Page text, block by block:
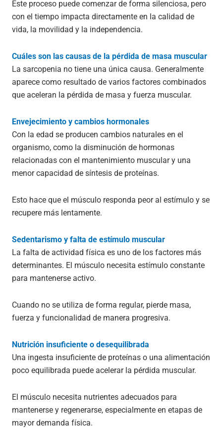
Este proceso puede comenzar de forma silenciosa, pero
con el tiempo impacta directamente en la calidad de
vida, la movilidad y la independencia.
Cuáles son las causas de la pérdida de masa muscular
La sarcopenia no tiene una única causa. Generalmente
aparece como resultado de varios factores combinados
que aceleran la pérdida de masa y fuerza muscular.
Envejecimiento y cambios hormonales
Con la edad se producen cambios naturales en el
organismo, como la disminución de hormonas
relacionadas con el mantenimiento muscular y una
menor capacidad de síntesis de proteínas.
Esto hace que el músculo responda peor al estímulo y se
recupere más lentamente.
Sedentarismo y falta de estímulo muscular
La falta de actividad física es uno de los factores más
determinantes. El músculo necesita estímulo constante
para mantenerse activo.
Cuando no se utiliza de forma regular, pierde masa,
fuerza y funcionalidad de manera progresiva.
Nutrición insuficiente o desequilibrada
Una ingesta insuficiente de proteínas o una alimentación
poco equilibrada puede acelerar la pérdida muscular.
El músculo necesita nutrientes adecuados para
mantenerse y regenerarse, especialmente en etapas de
mayor demanda física.